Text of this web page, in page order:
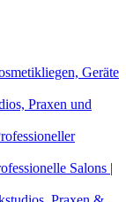
Geräte
Praxen und
Salons |